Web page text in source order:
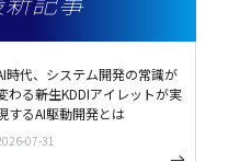
時代、システム開発の常識が
わる――新生KDDIアイレットが実
するAI駆動開発とは
07-31